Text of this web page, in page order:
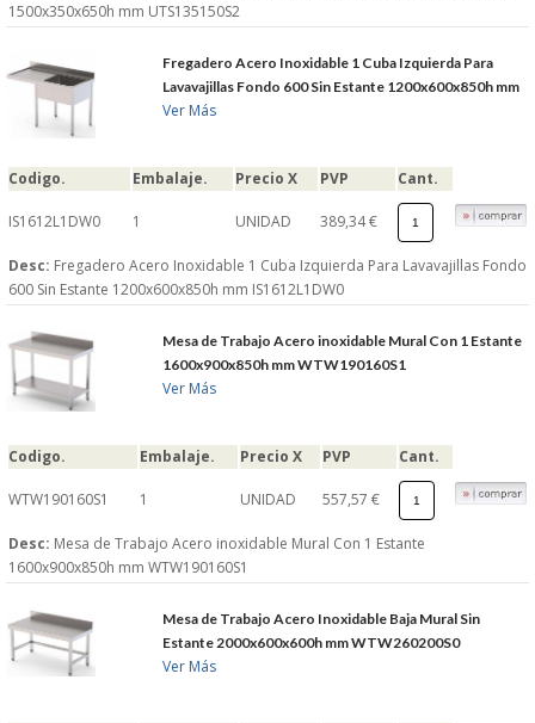
1500x350x650h mm UTS135150S2
Fregadero Acero Inoxidable 1 Cuba Izquierda Para
Lavavajillas Fondo 600 Sin Estante 1200x600x850h mm
Ver Más
Codigo. Embalaje. Precio X PVP Cant.
IS1612L1DW0 1 UNIDAD 389,34 €
Desc: Fregadero Acero Inoxidable 1 Cuba Izquierda Para Lavavajillas Fondo
600 Sin Estante 1200x600x850h mm IS1612L1DW0
Mesa de Trabajo Acero inoxidable Mural Con 1 Estante
1600x900x850h mm WTW190160S1
Ver Más
Codigo. Embalaje. Precio X PVP Cant.
WTW190160S1 1 UNIDAD 557,57 €
Desc: Mesa de Trabajo Acero inoxidable Mural Con 1 Estante
1600x900x850h mm WTW190160S1
Mesa de Trabajo Acero Inoxidable Baja Mural Sin
Estante 2000x600x600h mm WTW260200S0
Ver Más